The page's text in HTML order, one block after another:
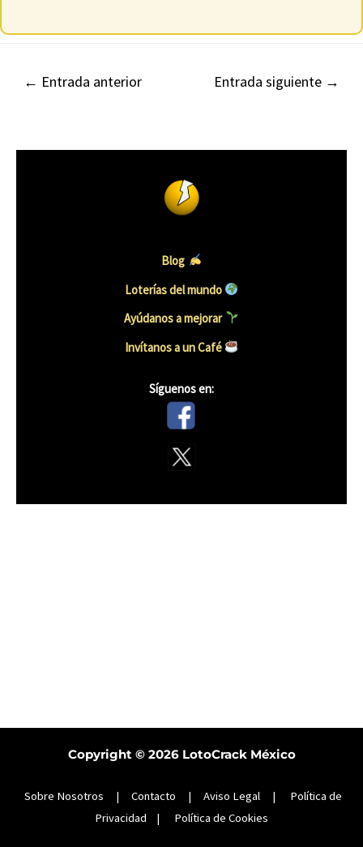
Navegación
← Entrada anterior Entrada siguiente →
Blog
Loterías del mundo
Ayúdanos a mejorar
Invítanos a un Café
Síguenos en:
Copyright © 2026 LotoCrack México
Sobre Nosotros | Contacto | Aviso Legal| Política de
Privacidad | Política de Cookies